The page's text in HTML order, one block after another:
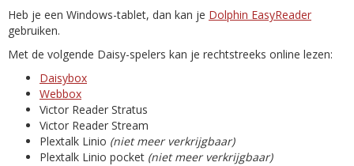
Heb je een Windows-tablet, dan kan je Dolphin EasyReader
gebruiken.
Met de volgende Daisy-spelers kan je rechtstreeks online lezen:
Daisybox
Webbox
Victor Reader Stratus
Victor Reader Stream
Plextalk Linio (niet meer verkrijgbaar)
Plextalk Linio pocket (niet meer verkrijgbaar)